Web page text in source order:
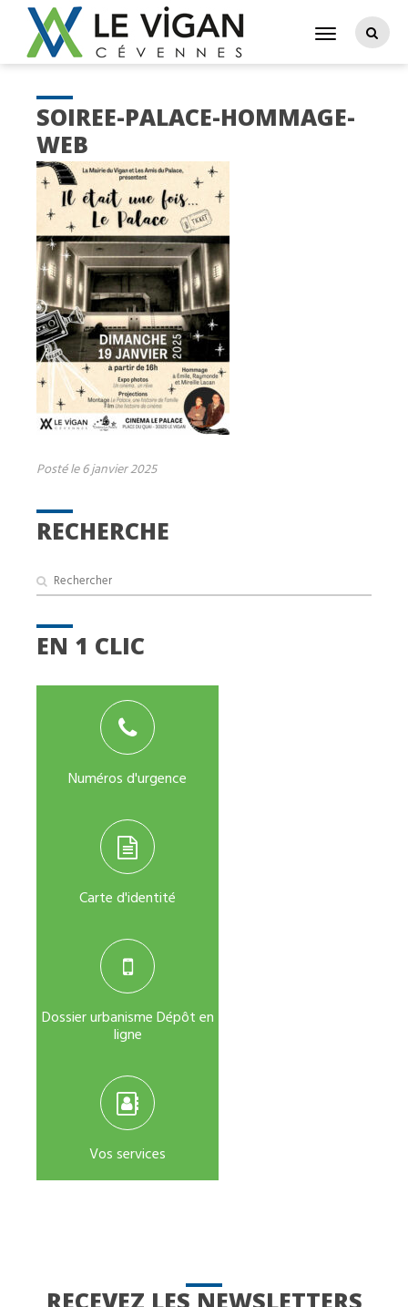
RECHERCHE
EN 1 CLIC
Numéros d'urgence
Carte d'identité
Dossier urbanisme Dépôt en
ligne
Vos services
SOIREE-PALACE-HOMMAGE-
WEB
Posté le 6 janvier 2025
RECEVEZ LES NEWSLETTERS